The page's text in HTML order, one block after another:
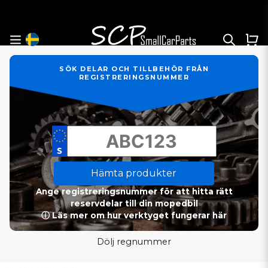
SÖK DELAR OCH TILLBEHÖR FRÅN
REGISTRERINGSNUMMER
Hämta produkter
Ange registreringsnummer för att hitta rätt
reservdelar till din mopedbil
ⓘ Läs mer om hur verktyget fungerar här
Dölj regnummer